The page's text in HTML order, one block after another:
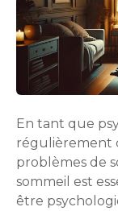
En tant que
régulièrement
problèmes de
sommeil est
être